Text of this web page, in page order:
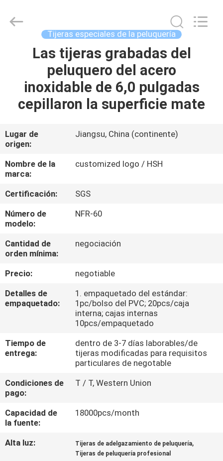
HOGAR
PRODUCTOS
SOBRE
NOSOTROS
VIAJE
DE
LA
FÁBRICA
CONTROL
CALIDAD
ÉNTRENOS
CONTACTO
PIDA
UNA
CITA
Jincheng
Scissors
Tijeras especiales de la peluquería
Las tijeras grabadas del
peluquero del acero
inoxidable de 6,0 pulgadas
cepillaron la superficie mate
Lugar de
origen:
Jiangsu, China (continente)
Nombre de la
marca:
customized logo / HSH
Certificación:
SGS
Número de
modelo:
NFR-60
Cantidad de
orden mínima:
negociación
Precio:
negotiable
Detalles de
empaquetado:
1. empaquetado del estándar:
1pc/bolso del PVC; 20pcs/caja
interna; cajas internas
10pcs/empaquetado
Tiempo de
entrega:
dentro de 3-7 días laborables/de
tijeras modificadas para requisitos
particulares de negotable
Condiciones de
pago:
T / T, Western Union
Capacidad de
la fuente:
18000pcs/month
Alta luz: Tijeras de adelgazamiento de peluquería,
Tijeras de peluquería profesional